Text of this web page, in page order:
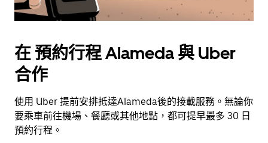
在 預約行程 Alameda 與 Uber
合作
使用 Uber 提前安排抵達Alameda後的接載服務。無論你
要乘車前往機場、餐廳或其他地點，都可提早最多 30 日
預約行程。